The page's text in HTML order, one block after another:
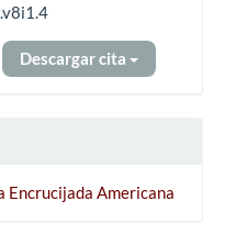
Descargar cita
Encrucijada Americana